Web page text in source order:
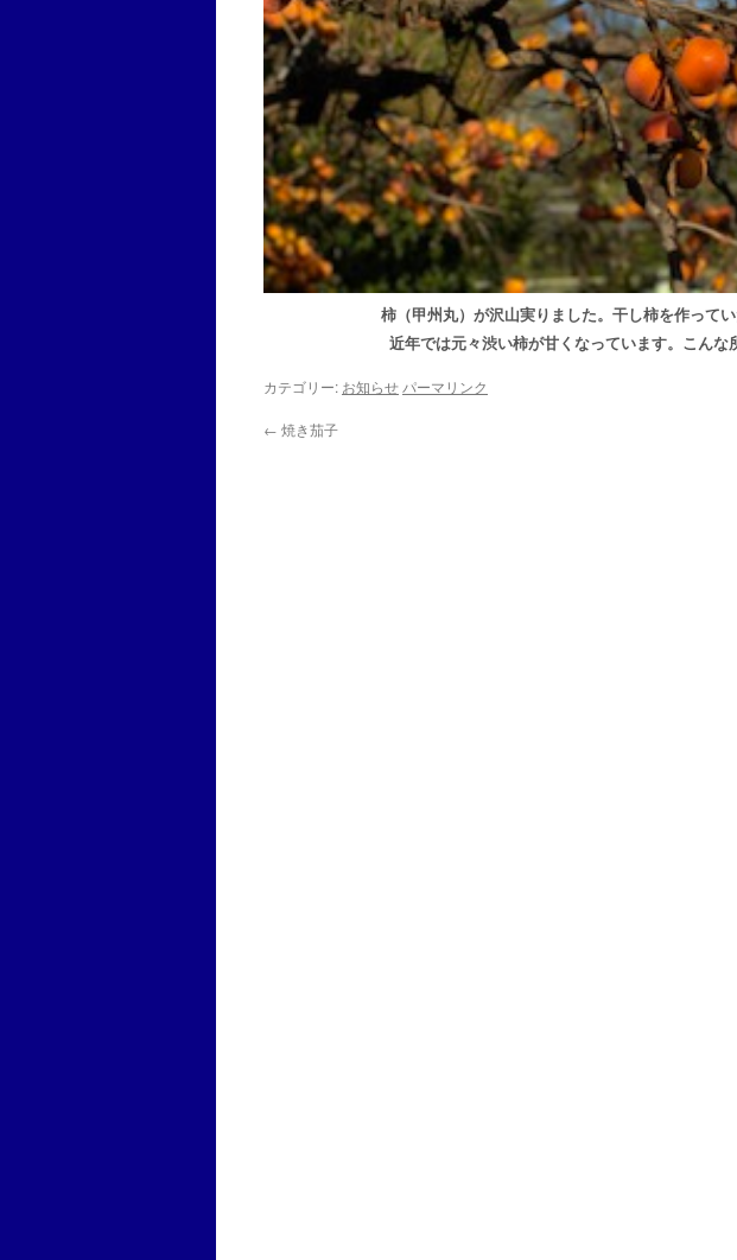
柿（甲州丸）が沢山実りました。干し柿を作ってい
近年では元々渋い柿が甘くなっています。こんな
カテゴリー: お知らせ パーマリンク
← 焼き茄子